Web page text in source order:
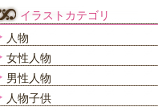
イラストカテゴリ
人物
女性人物
男性人物
人物子供